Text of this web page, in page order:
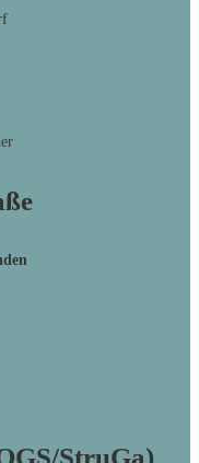
StruGa)